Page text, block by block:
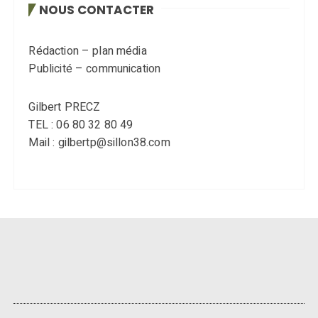
NOUS CONTACTER
Rédaction – plan média
Publicité – communication
Gilbert PRECZ
TEL : 06 80 32 80 49
Mail : gilbertp@sillon38.com